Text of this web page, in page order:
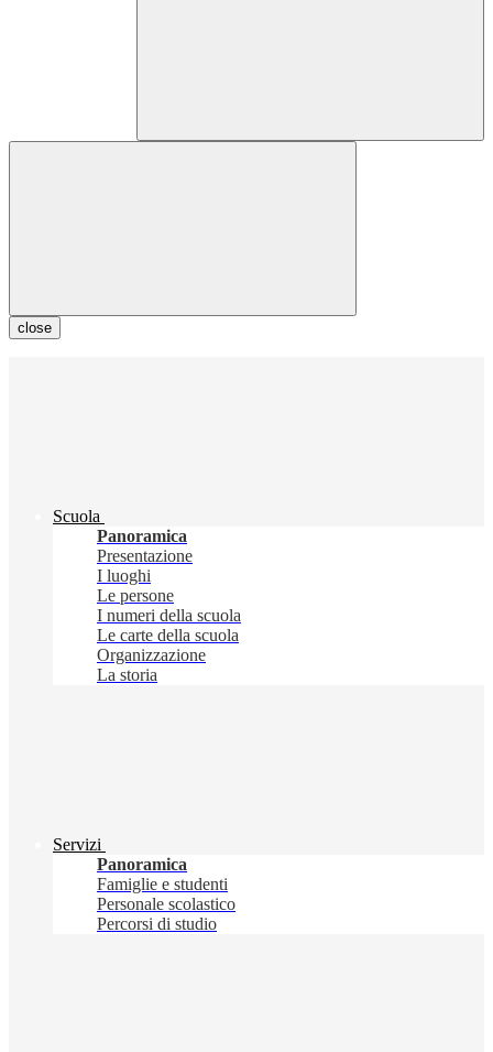
close
Scuola
Panoramica
Presentazione
I luoghi
Le persone
I numeri della scuola
Le carte della scuola
Organizzazione
La storia
Servizi
Panoramica
Famiglie e studenti
Personale scolastico
Percorsi di studio